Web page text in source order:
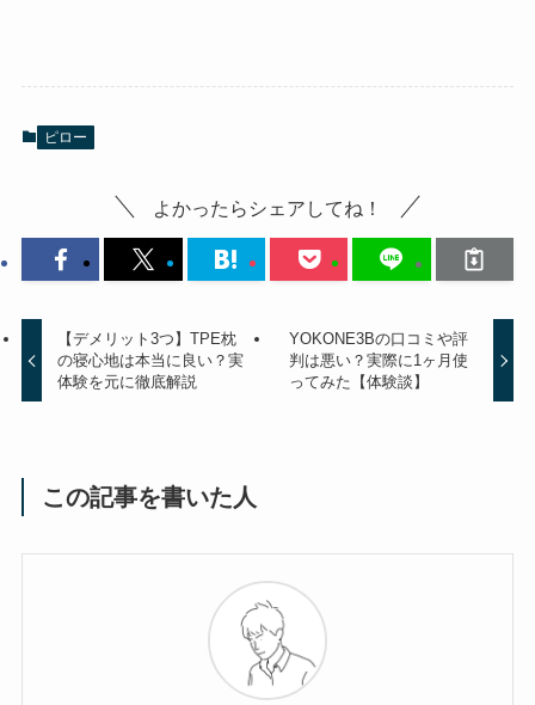
ピロー
よかったらシェアしてね！
【デメリット3つ】TPE枕
の寝心地は本当に良い？実
体験を元に徹底解説
YOKONE3Bの口コミや評
判は悪い？実際に1ヶ月使
ってみた【体験談】
この記事を書いた人